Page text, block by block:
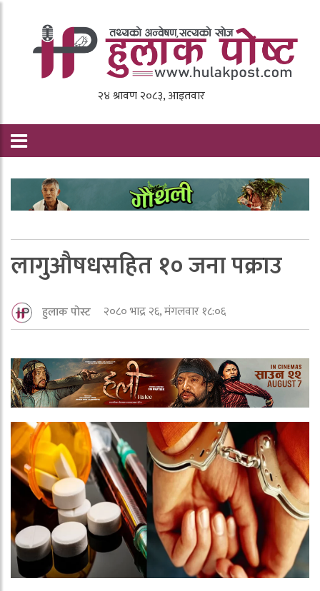
लागुऔषधसहित १० जना पक्राउ
हुलाक पोस्ट २०८० भाद्र २६, मंगलवार १८:०६